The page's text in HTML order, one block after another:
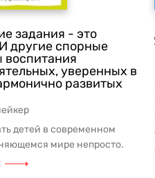
задания - это
другие спорные
воспитания
уверенных в
развитых
детей в современном
мире непросто.
запуганные СМИ, н...